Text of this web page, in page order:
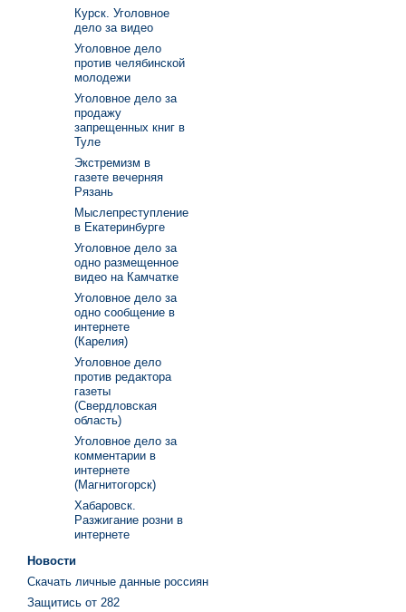
Курск. Уголовное
дело за видео
Уголовное дело
против челябинской
молодежи
Уголовное дело за
продажу
запрещенных книг в
Туле
Экстремизм в
газете вечерняя
Рязань
Мыслепреступление
в Екатеринбурге
Уголовное дело за
одно размещенное
видео на Камчатке
Уголовное дело за
одно сообщение в
интернете
(Карелия)
Уголовное дело
против редактора
газеты
(Свердловская
область)
Уголовное дело за
комментарии в
интернете
(Магнитогорск)
Хабаровск.
Разжигание розни в
интернете
Новости
Скачать личные данные россиян
Защитись от 282